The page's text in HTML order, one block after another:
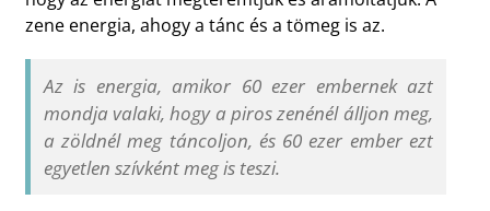
zene energia, ahogy a tánc és a tömeg is az.
Az is energia, amikor 60 ezer embernek azt
mondja valaki, hogy a piros zenénél álljon meg,
a zöldnél meg táncoljon, és 60 ezer ember ezt
egyetlen szívként meg is teszi.